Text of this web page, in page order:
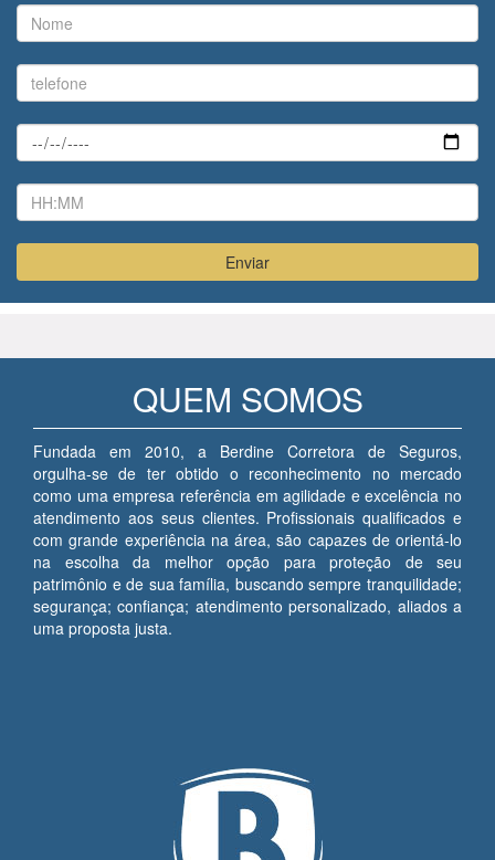
QUEM SOMOS
Fundada em 2010, a Berdine Corretora de Seguros,
orgulha-se de ter obtido o reconhecimento no mercado
como uma empresa referência em agilidade e excelência no
atendimento aos seus clientes. Profissionais qualificados e
com grande experiência na área, são capazes de orientá-lo
na escolha da melhor opção para proteção de seu
patrimônio e de sua família, buscando sempre tranquilidade;
segurança; confiança; atendimento personalizado, aliados a
uma proposta justa.